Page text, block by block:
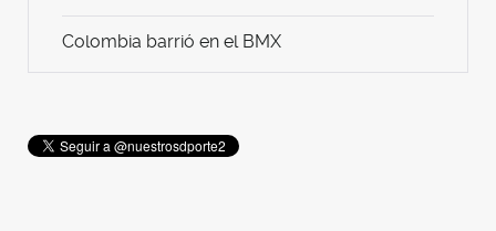
Colombia barrió en el BMX